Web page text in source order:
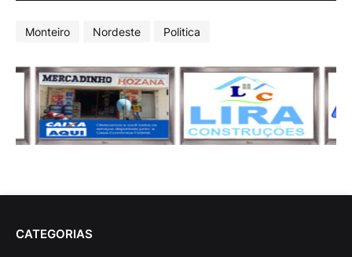
Monteiro Nordeste Politica
CATEGORIAS